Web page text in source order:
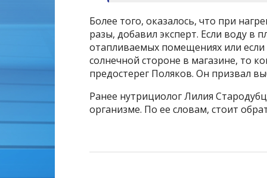
Более того, оказалось, что при
разы, добавил эксперт. Если воду в
отапливаемых помещениях или
солнечной стороне в магазине, то
предостерег Поляков. Он призвал
Ранее нутрициолог Лилия
организме. По ее словам, стоит